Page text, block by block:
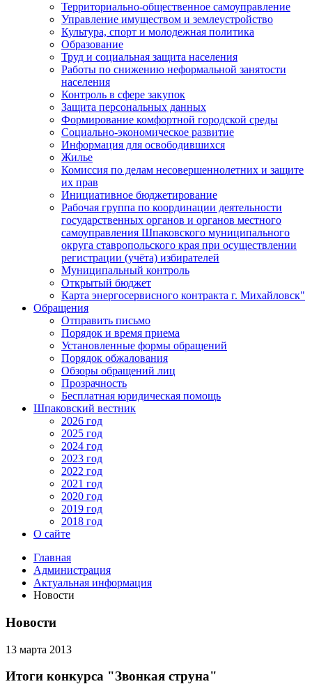
Территориально-общественное самоуправление
Управление имуществом и землеустройство
Культура, спорт и молодежная политика
Образование
Труд и социальная защита населения
Работы по снижению неформальной занятости
населения
Контроль в сфере закупок
Защита персональных данных
Формирование комфортной городской среды
Социально-экономическое развитие
Информация для освободившихся
Жилье
Комиссия по делам несовершеннолетних и защите
их прав
Инициативное бюджетирование
Рабочая группа по координации деятельности
государственных органов и органов местного
самоуправления Шпаковского муниципального
округа ставропольского края при осуществлении
регистрации (учёта) избирателей
Муниципальный контроль
Открытый бюджет
Карта энергосервисного контракта г. Михайловск"
Обращения
Отправить письмо
Порядок и время приема
Установленные формы обращений
Порядок обжалования
Обзоры обращений лиц
Прозрачность
Бесплатная юридическая помощь
Шпаковский вестник
2026 год
2025 год
2024 год
2023 год
2022 год
2021 год
2020 год
2019 год
2018 год
О сайте
Главная
Администрация
Актуальная информация
Новости
Новости
13 марта 2013
Итоги конкурса "Звонкая струна"